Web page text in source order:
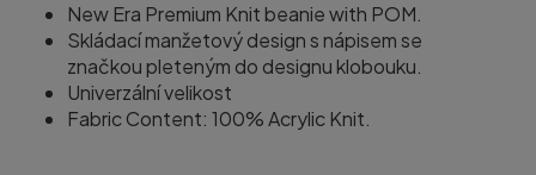
New Era Premium Knit beanie with POM.
Skládací manžetový design s nápisem se
značkou pleteným do designu klobouku.
Univerzální velikost
Fabric Content: 100% Acrylic Knit.